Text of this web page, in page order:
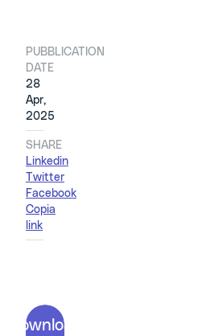
PUBBLICATION
DATE
28
Apr,
2025
SHARE
Linkedin
Twitter
Facebook
Copia
link
Download